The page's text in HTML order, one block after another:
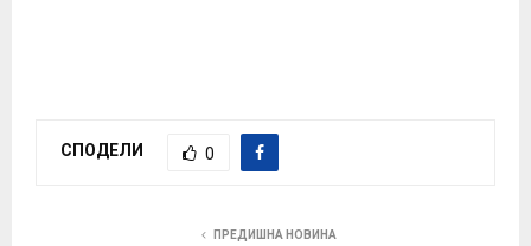
СПОДЕЛИ 0
ПРЕДИШНА НОВИНА